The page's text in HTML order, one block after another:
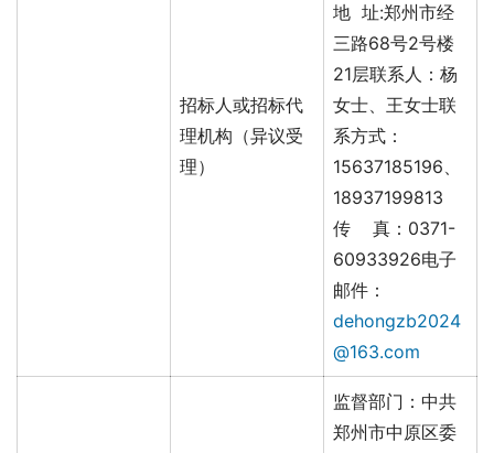
招标人或招标代
理机构（异议受
理）
地 址:郑州市经
三路68号2号楼
21层联系人：杨
女士、王女士联
系方式：
15637185196、
18937199813
传 真：0371-
60933926电子
邮件：
dehongzb2024
@163.com
监督部门：中共
郑州市中原区委